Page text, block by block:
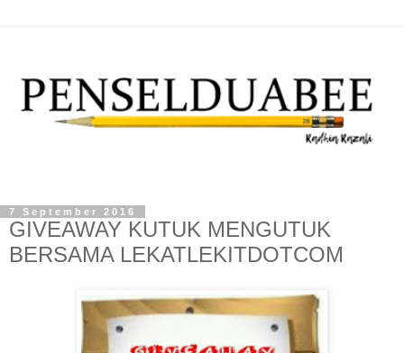
7 September 2016
GIVEAWAY KUTUK MENGUTUK
BERSAMA LEKATLEKITDOTCOM